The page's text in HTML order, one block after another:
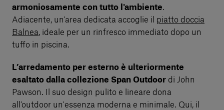
armoniosamente con tutto l'ambiente.
Adiacente, un'area dedicata accoglie il piatto doccia
Balnea, ideale per un rinfresco immediato dopo un
tuffo in piscina.
L’arredamento per esterno è ulteriormente
esaltato dalla collezione Span Outdoor di John
Pawson. Il suo design pulito e lineare dona
all’outdoor un'essenza moderna e minimale. Qui, il